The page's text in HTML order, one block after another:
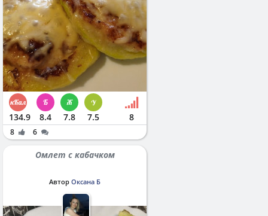
134.9 8.4 7.8 7.5 8
8 6
Омлет с кабачком
Автор Оксана Б